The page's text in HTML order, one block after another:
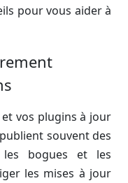
pour vous aider à
vos plugins à jour
souvent des
bogues et les
les mises à jour